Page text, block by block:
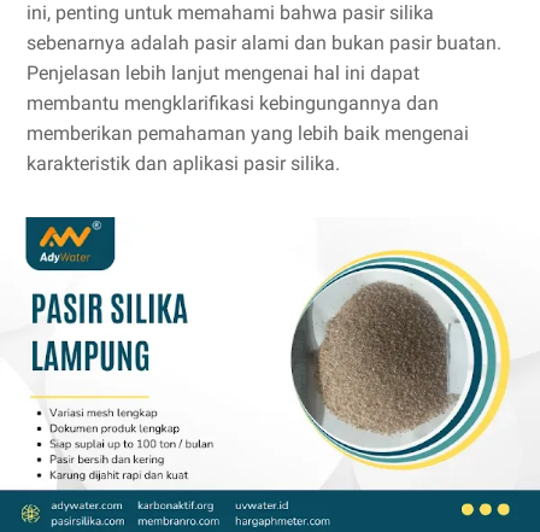
ini, penting untuk memahami bahwa pasir silika
sebenarnya adalah pasir alami dan bukan pasir buatan.
Penjelasan lebih lanjut mengenai hal ini dapat
membantu mengklarifikasi kebingungannya dan
memberikan pemahaman yang lebih baik mengenai
karakteristik dan aplikasi pasir silika.